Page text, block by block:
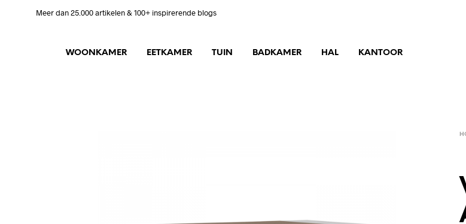
Meer dan 25.000 artikelen & 100+ inspirerende blogs
WOONKAMER EETKAMER TUIN BADKAMER HAL KANTOOR